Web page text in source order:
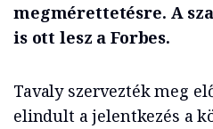
megmérettetésre. A
is ott lesz a Forbes.
Tavaly szervezték meg
elindult a jelentkezés a